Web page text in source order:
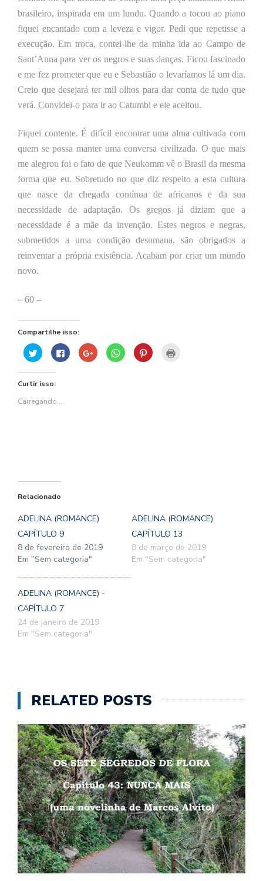
brasileiro, inspirada em um lundu. Quando a tocou ao piano
fiquei encantado com a leveza e vigor. Pedi que repetisse a
execução. Em troca, contei-lhe da minha ida ao Campo de
Sant’Anna para ver os negros e suas danças. Ficou fascinado
e me fez prometer que eu e Sebastião o levaríamos lá um dia.
Creio que desejará ter mil olhos para dar conta de tudo que
verá. Convidei-o para ir ao Catumbi e ele aceitou.
Fiquei contente. É difícil encontrar uma alma cultivada com
quem se possa manter uma conversa civilizada. O que mais
me alegrou foi o fato de que Neukomm vê o Brasil da mesma
forma que eu. Sobretudo no que diz respeito a esta cultura
que nasce da chegada contínua de africanos e da sua
necessidade de adaptação. Os gregos já diziam que a
necessidade é a mãe da invenção. Estes negros e negras,
submetidos a uma condição desumana, são obrigados a
reinventar a própria existência. Acabam por criar um mundo
novo.
– 60 –
Compartilhe isso:
Clique
para
compartilhar
no
em
janela)
Clique
para
compartilhar
Compartilhe
no
Google+
Clique
para
compartilhar
Clique
para
Curtir isso:
Carregando...
Relacionado
ADELINA (ROMANCE)
CAPÍTULO 9
8 de fevereiro de 2019
Em "Sem categoria"
ADELINA (ROMANCE)
CAPÍTULO 13
8 de março de 2019
Em "Sem categoria"
ADELINA (ROMANCE) -
CAPÍTULO 7
24 de janeiro de 2019
Em "Sem categoria"
RELATED POSTS